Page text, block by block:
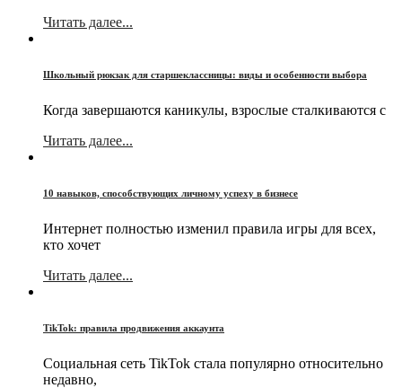
Читать далее...
Школьный рюкзак для старшеклассницы: виды и особенности выбора
Когда завершаются каникулы, взрослые сталкиваются с
Читать далее...
10 навыков, способствующих личному успеху в бизнесе
Интернет полностью изменил правила игры для всех,
кто хочет
Читать далее...
TikTok: правила продвижения аккаунта
Социальная сеть TikTok стала популярно относительно
недавно,